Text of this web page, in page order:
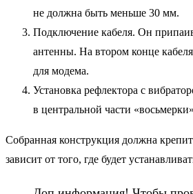
не должна быть меньше 30 мм.
Подключение кабеля. Он
антенны. На втором конце
для модема.
Установка рефлектора с
в центральной части
Собранная конструкция должна
зависит от того, где будет